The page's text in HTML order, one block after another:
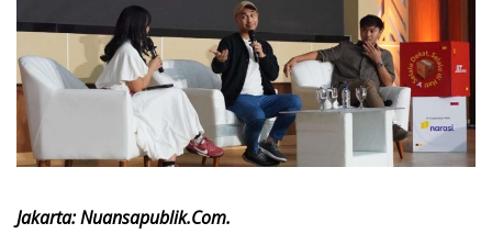
Jakarta: Nuansapublik.Com.